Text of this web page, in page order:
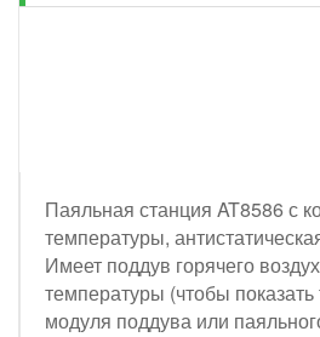
Паяльная станция AT8586 с
температуры,
Имеет поддув горячего
температуры (чтобы
модуля поддува или